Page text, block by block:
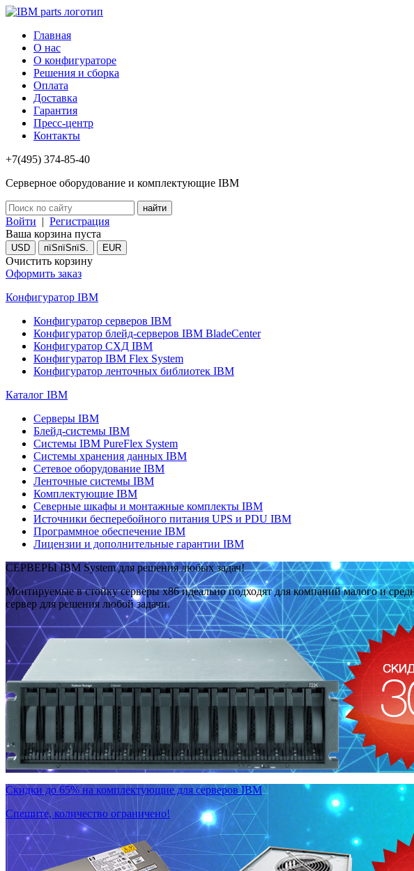
Главная
О нас
О конфигураторе
Решения и сборка
Оплата
Доставка
Гарантия
Пресс-центр
Контакты
+7(495) 374-85-40
Серверное оборудование и комплектующие IBM
Войти | Регистрация
Ваша корзина пуста
USD пїЅпїЅпїЅ. EUR
Очистить корзину
Оформить заказ
Конфигуратор IBM
Конфигуратор серверов IBM
Конфигуратор блейд-серверов IBM BladeCenter
Конфигуратор СХД IBM
Конфигуратор IBM Flex System
Конфигуратор ленточных библиотек IBM
Каталог IBM
Серверы IBM
Блейд-системы IBM
Системы IBM PureFlex System
Системы хранения данных IBM
Сетевое оборудование IBM
Ленточные системы IBM
Комплектующие IBM
Северные шкафы и монтажные комплекты IBM
Источники бесперебойного питания UPS и PDU IBM
Программное обеспечение IBM
Лицензии и дополнительные гарантии IBM
СЕРВЕРЫ IBM System для решения любых задач!
Монтируемые в стойку серверы x86 идеально подходят для компаний малого и
сервер для решения любой задачи.
Скидки до 65% на комплектующие для серверов IBM
Спешите, количество ограничено!